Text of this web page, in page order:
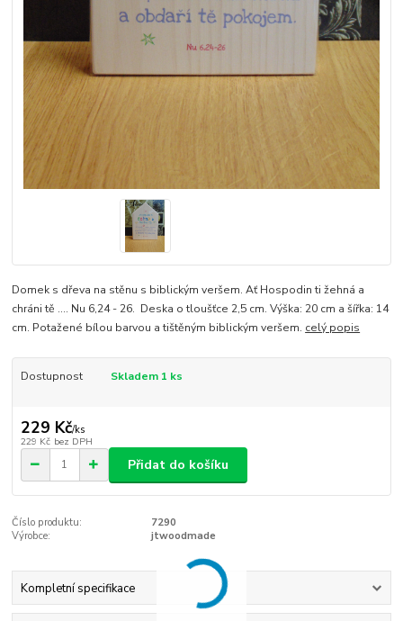
Domek s dřeva na stěnu s biblickým veršem. Ať Hospodin ti žehná a
chráni tě .... Nu 6,24 - 26. Deska o tloušťce 2,5 cm. Výška: 20 cm a šířka: 14
cm. Potažené bílou barvou a tištěným biblickým veršem. celý popis
Dostupnost Skladem 1 ks
229 Kč/ks
229 Kč bez DPH
Přidat do košíku
Číslo produktu:
7290
Výrobce:
jtwoodmade
Kompletní specifikace